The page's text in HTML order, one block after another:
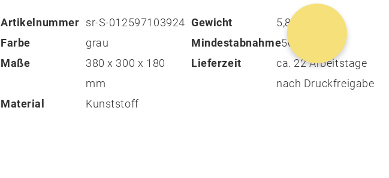
Artikelnummer sr-S-012597103924
Farbe
grau
Maße
380 x 300 x 180
mm
Material
Kunststoff
Gewicht
5,83 g
Mindestabnahme500
Lieferzeit
ca. 22 Arbeitstage
nach Druckfreigabe